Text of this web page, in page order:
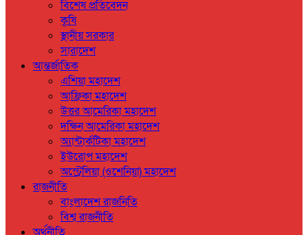
বিশেষ প্রতিবেদন
কৃষি
স্থানীয় সরকার
সারাদেশ
আন্তর্জাতিক
এশিয়া মহাদেশ
আফ্রিকা মহাদেশ
উত্তর আমেরিকা মহাদেশ
দক্ষিন আমেরিকা মহাদেশ
অ্যান্টার্কটিকা মহাদেশ
ইউরোপ মহাদেশ
অস্ট্রেলিয়া (ওশেনিয়া) মহাদেশ
রাজনীতি
বাংলাদেশ রাজনিতি
বিশ্ব রাজনীতি